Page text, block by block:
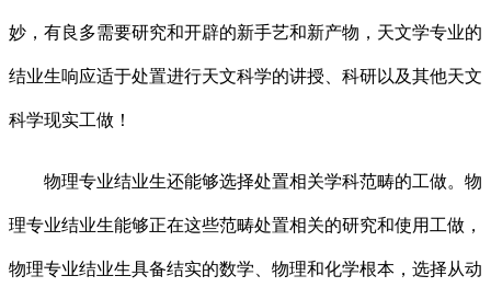
妙，有良多需要研究和开辟的新手艺和新产物，天文学专业的
结业生响应适于处置进行天文科学的讲授、科研以及其他天文
科学现实工做！
物理专业结业生还能够选择处置相关学科范畴的工做。物
理专业结业生能够正在这些范畴处置相关的研究和使用工做，
物理专业结业生具备结实的数学、物理和化学根本，选择从动